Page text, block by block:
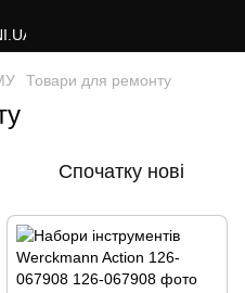
Товари для ремонту
Спочатку нові